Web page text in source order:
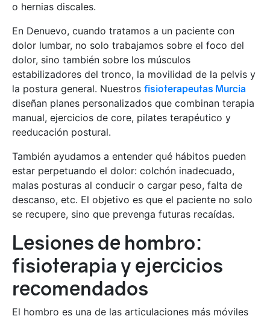
o hernias discales.
En Denuevo, cuando tratamos a un paciente con
dolor lumbar, no solo trabajamos sobre el foco del
dolor, sino también sobre los músculos
estabilizadores del tronco, la movilidad de la pelvis y
la postura general. Nuestros fisioterapeutas Murcia
diseñan planes personalizados que combinan terapia
manual, ejercicios de core, pilates terapéutico y
reeducación postural.
También ayudamos a entender qué hábitos pueden
estar perpetuando el dolor: colchón inadecuado,
malas posturas al conducir o cargar peso, falta de
descanso, etc. El objetivo es que el paciente no solo
se recupere, sino que prevenga futuras recaídas.
Lesiones de hombro:
fisioterapia y ejercicios
recomendados
El hombro es una de las articulaciones más móviles